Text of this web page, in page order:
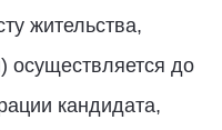
жительства,
осуществляется до
кандидата,